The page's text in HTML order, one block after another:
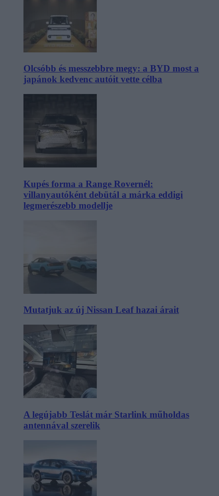
Olcsóbb és messzebbre megy: a BYD most a
japánok kedvenc autóit vette célba
Kupés forma a Range Rovernél:
villanyautóként debütál a márka eddigi
legmerészebb modellje
Mutatjuk az új Nissan Leaf hazai árait
A legújabb Teslát már Starlink műholdas
antennával szerelik